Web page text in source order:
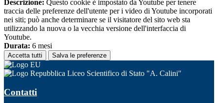
Descrizione: Questo cookie è impostato da Youtube per tenere
traccia delle preferenze dell'utente per i video di Youtube incorporati
nei siti; può anche determinare se il visitatore del sito web sta
utilizzando la nuova o la vecchia versione dell'interfaccia di
Youtube.
Durata: 6 mesi
Accetta tutti Salva le preferenze
Liceo Scientifico di Stato "A. Calini"
Contatti